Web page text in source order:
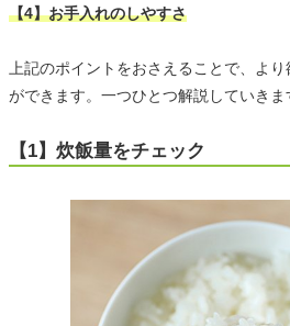
【4】お手入れのしやすさ
上記のポイントをおさえることで、よ
ができます。一つひとつ解説していきま
【1】炊飯量をチェック